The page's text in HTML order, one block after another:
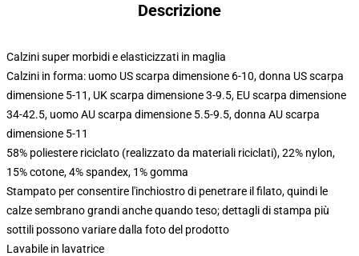
Descrizione
Calzini super morbidi e elasticizzati in maglia
Calzini in forma: uomo US scarpa dimensione 6-10, donna US scarpa
dimensione 5-11, UK scarpa dimensione 3-9.5, EU scarpa dimensione
34-42.5, uomo AU scarpa dimensione 5.5-9.5, donna AU scarpa
dimensione 5-11
58% poliestere riciclato (realizzato da materiali riciclati), 22% nylon,
15% cotone, 4% spandex, 1% gomma
Stampato per consentire l'inchiostro di penetrare il filato, quindi le
calze sembrano grandi anche quando teso; dettagli di stampa più
sottili possono variare dalla foto del prodotto
Lavabile in lavatrice